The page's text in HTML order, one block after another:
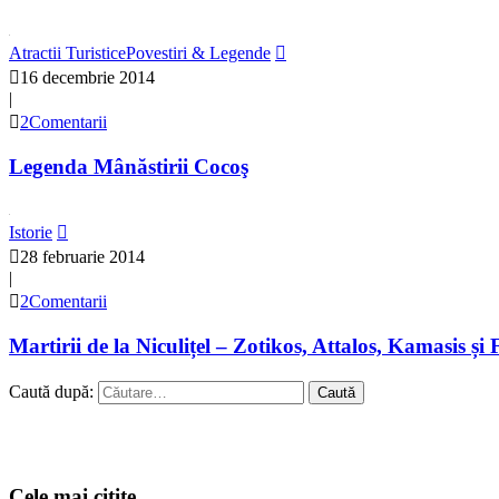
Atractii TuristicePovestiri & Legende
16 decembrie 2014
|
2Comentarii
Legenda Mânăstirii Cocoş
Istorie
28 februarie 2014
|
2Comentarii
Martirii de la Niculițel – Zotikos, Attalos, Kamasis și
Caută după: